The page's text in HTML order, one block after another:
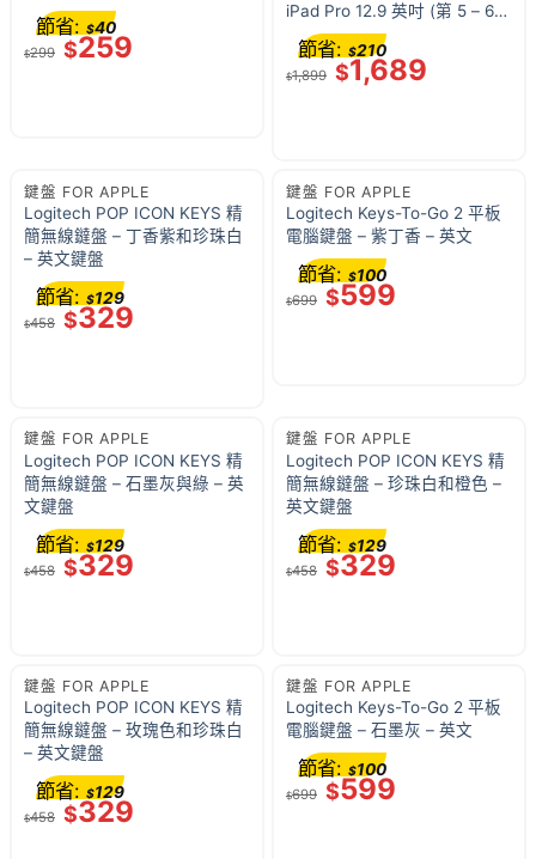
$299 $259
節省: $40
iPad Pro 12.9 英吋 (第 5 – 6
代)
$1,899 $1,689
節省: $210
鍵盤 FOR APPLE
Logitech POP ICON KEYS 精
簡無線鐽盤 – 丁香紫和珍珠白
– 英文鍵盤
$458 $329
節省: $129
鍵盤 FOR APPLE
Logitech Keys-To-Go 2 平板
電腦鍵盤 – 紫丁香 – 英文
$699 $599
節省: $100
鍵盤 FOR APPLE
Logitech POP ICON KEYS 精
簡無線鐽盤 – 石墨灰與綠 – 英
文鍵盤
$458 $329
節省: $129
鍵盤 FOR APPLE
Logitech POP ICON KEYS 精
簡無線鐽盤 – 珍珠白和橙色 –
英文鍵盤
$458 $329
節省: $129
鍵盤 FOR APPLE
Logitech POP ICON KEYS 精
簡無線鐽盤 – 玫瑰色和珍珠白
– 英文鍵盤
$458 $329
節省: $129
鍵盤 FOR APPLE
Logitech Keys-To-Go 2 平板
電腦鍵盤 – 石墨灰 – 英文
$699 $599
節省: $100